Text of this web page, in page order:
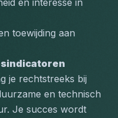
en interesse in
toewijding aan
je rechtstreeks bij
en technisch
Je succes wordt